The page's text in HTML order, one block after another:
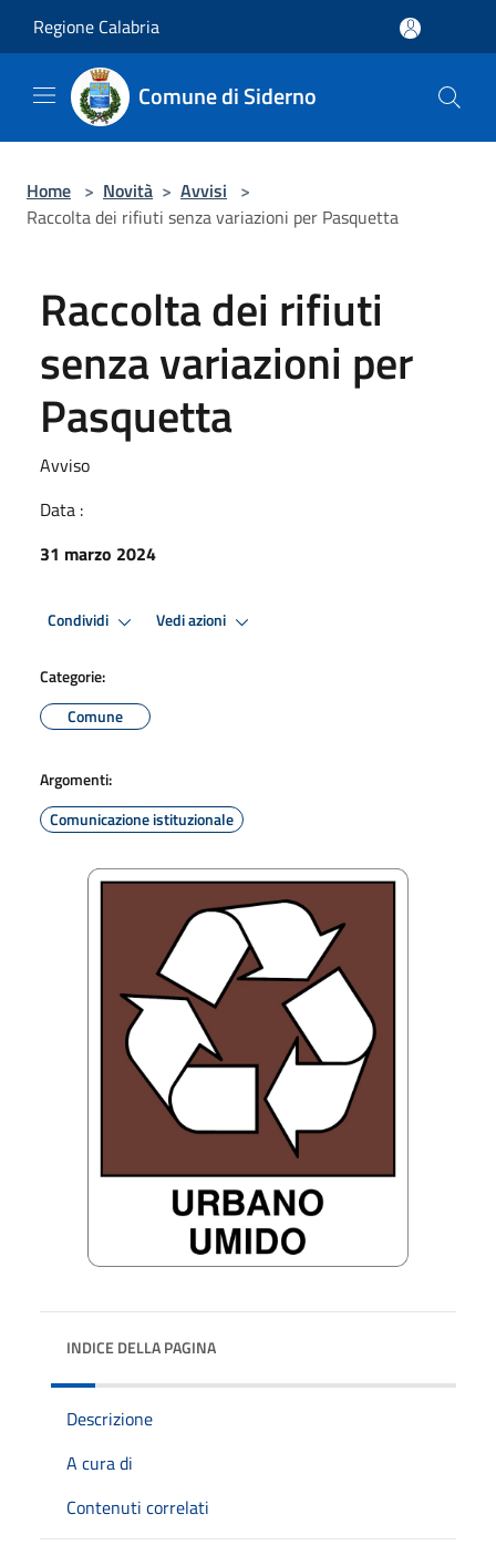
Regione Calabria
Comune di Siderno
Home > Novità > Avvisi >
Raccolta dei rifiuti senza variazioni per Pasquetta
Raccolta dei rifiuti
senza variazioni per
Pasquetta
Avviso
Data :
31 marzo 2024
Condividi Vedi azioni
Categorie:
Comune
Argomenti:
Comunicazione istituzionale
INDICE DELLA PAGINA
Descrizione
A cura di
Contenuti correlati